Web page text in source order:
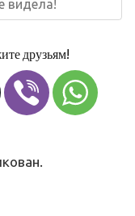
видела!
друзьям!